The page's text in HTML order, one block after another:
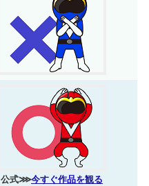
公式⋙今すぐ作品を観る